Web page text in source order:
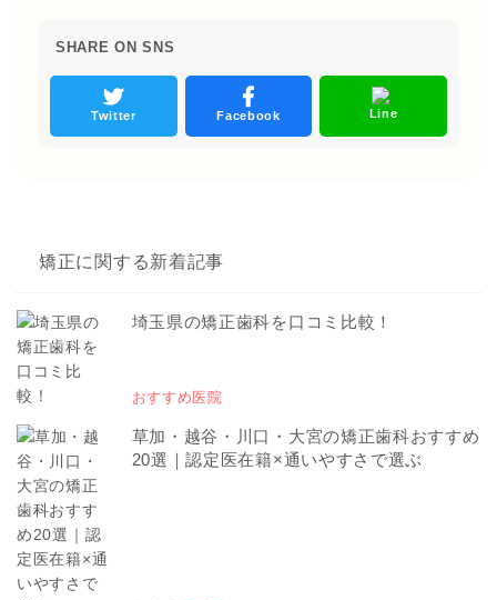
SHARE ON SNS
Twitter Facebook Line
矯正に関する新着記事
埼玉県の矯正歯科を口コミ比較！
おすすめ医院
草加・越谷・川口・大宮の矯正歯科おすすめ
20選｜認定医在籍×通いやすさで選ぶ